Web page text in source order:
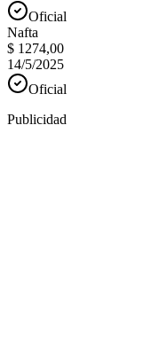
Oficial
Nafta
$ 1274,00
14/5/2025
Oficial
Publicidad